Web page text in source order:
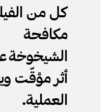
كل من
مكافحة
الشيخوخة
أثر مؤقّت
العملية.